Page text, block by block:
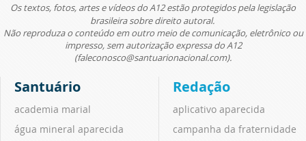
Os textos, fotos, artes e vídeos do A12 estão protegidos pela legislação
brasileira sobre direito autoral.
Não reproduza o conteúdo em outro meio de comunicação, eletrônico ou
impresso, sem autorização expressa do A12
(faleconosco@santuarionacional.com).
Santuário
academia marial
água mineral aparecida
Redação
aplicativo aparecida
campanha da fraternidade